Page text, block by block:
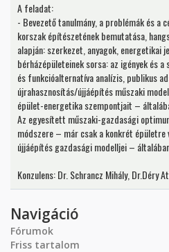
A feladat:
- Bevezető tanulmány, a problémák és a
korszak építészetének bemutatása,
alapján: szerkezet, anyagok, energetikai
bérházépületeinek sorsa: az igények és
és funkcióalternatíva analízis, publikus
újrahasznosítás/újjáépítés műszaki
épület-energetika szempontjait –
Az egyesített műszaki-gazdasági
módszere – már csak a konkrét
újjáépítés gazdasági modelljei –
Konzulens: Dr. Schrancz Mihály, Dr.Déry
Navigáció
Fórumok
Friss tartalom